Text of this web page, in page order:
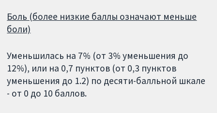
Боль (более низкие баллы означают меньше
боли)
Уменьшилась на 7% (от 3% уменьшения до
12%), или на 0,7 пунктов (от 0,3 пунктов
уменьшения до 1.2) по десяти-балльной шкале
- от 0 до 10 баллов.